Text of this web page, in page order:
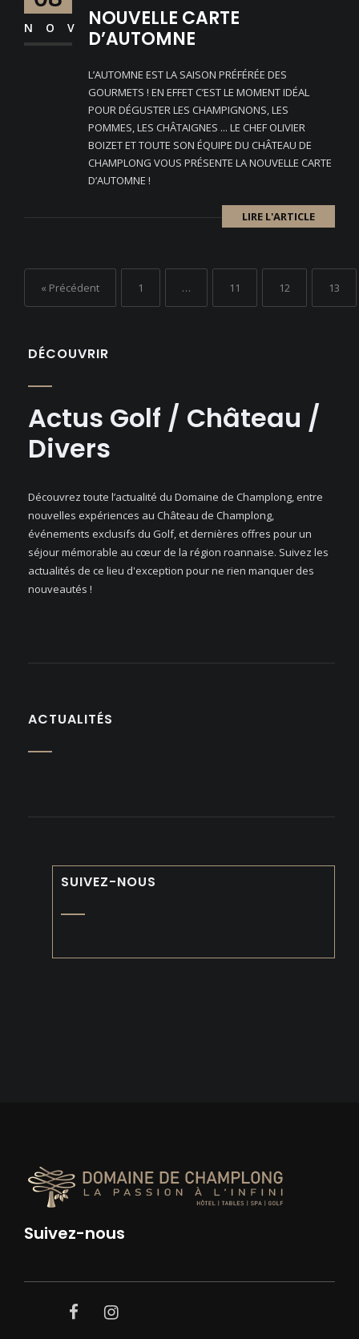
NOV
NOUVELLE CARTE
D’AUTOMNE
L’AUTOMNE EST LA SAISON PRÉFÉRÉE DES
GOURMETS ! EN EFFET C’EST LE MOMENT IDÉAL
POUR DÉGUSTER LES CHAMPIGNONS, LES
POMMES, LES CHÂTAIGNES ... LE CHEF OLIVIER
BOIZET ET TOUTE SON ÉQUIPE DU CHÂTEAU DE
CHAMPLONG VOUS PRÉSENTE LA NOUVELLE CARTE
D’AUTOMNE !
LIRE L'ARTICLE
« Précédent 1 … 11 12 13
DÉCOUVRIR
Actus Golf / Château /
Divers
Découvrez toute l’actualité du Domaine de Champlong, entre
nouvelles expériences au Château de Champlong,
événements exclusifs du Golf, et dernières offres pour un
séjour mémorable au cœur de la région roannaise. Suivez les
actualités de ce lieu d'exception pour ne rien manquer des
nouveautés !
ACTUALITÉS
SUIVEZ-NOUS
Suivez-nous
facebook